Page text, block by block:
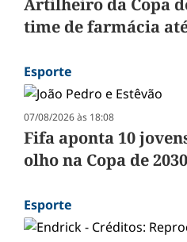
time de farmácia
Esporte
07/08/2026 às 18:08
Fifa aponta 10
olho na Copa de 2030
Esporte